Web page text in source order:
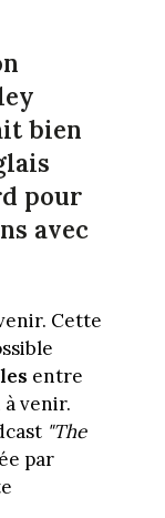
bien
pour
avec
Cette
entre
à venir.
"The
par